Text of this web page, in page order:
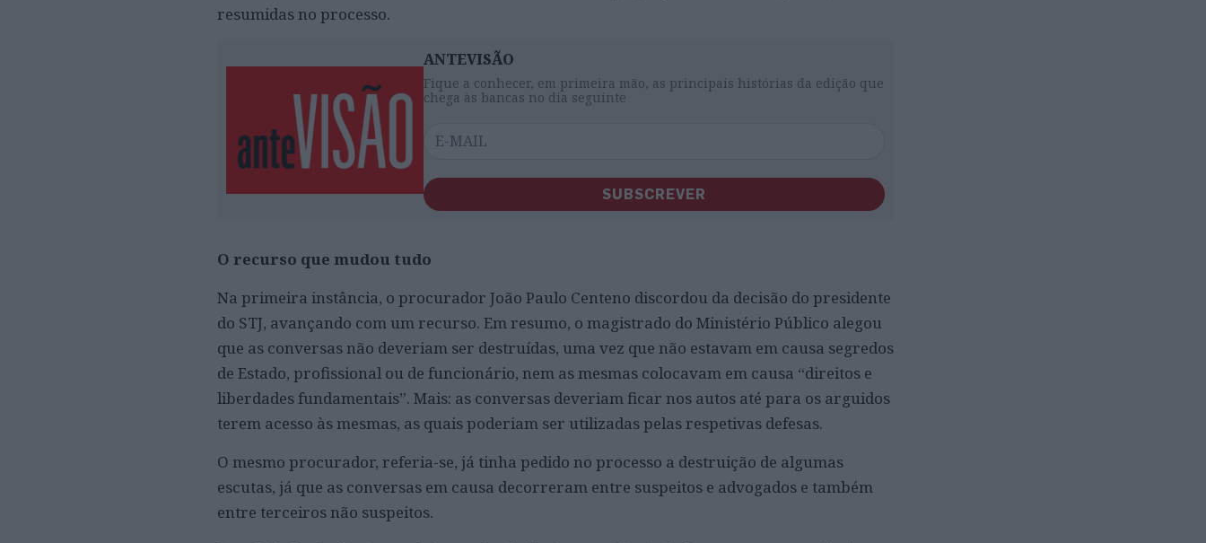
resumidas no processo.
ANTEVISÃO
Fique a conhecer, em primeira mão, as principais histórias da edição que
chega às bancas no dia seguinte
SUBSCREVER
O recurso que mudou tudo
Na primeira instância, o procurador João Paulo Centeno discordou da decisão do presidente
do STJ, avançando com um recurso. Em resumo, o magistrado do Ministério Público alegou
que as conversas não deveriam ser destruídas, uma vez que não estavam em causa segredos
de Estado, profissional ou de funcionário, nem as mesmas colocavam em causa “direitos e
liberdades fundamentais”. Mais: as conversas deveriam ficar nos autos até para os arguidos
terem acesso às mesmas, as quais poderiam ser utilizadas pelas respetivas defesas.
O mesmo procurador, referia-se, já tinha pedido no processo a destruição de algumas
escutas, já que as conversas em causa decorreram entre suspeitos e advogados e também
entre terceiros não suspeitos.